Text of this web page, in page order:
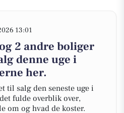
13:01
2 andre boliger
denne uge i
her.
til salg den seneste uge i
fulde overblik over,
om og hvad de koster.